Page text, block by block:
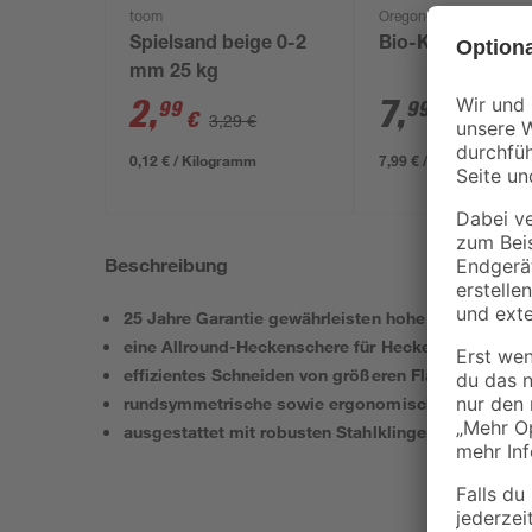
toom
Spielsand beige 0-2
mm 25 kg
2,99 € 3,29 €
0,12 € / Kilogramm
Oregon®
Bio-
7,99
7,99 € / Liter
Beschreibung
25 Jahre Garantie gewährleisten hohe Qualität und
eine Allround-Heckenschere für Hecken, Büsche
effizientes Schneiden von größeren Flächen dank
rundsymmetrische sowie ergonomisch geformte
ausgestattet mit robusten Stahlklingen für